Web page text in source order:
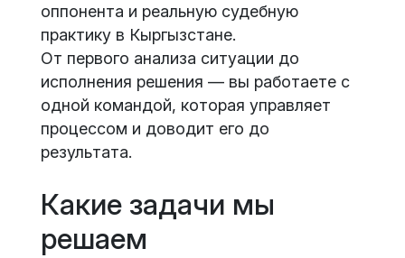
оппонента и реальную судебную
практику в Кыргызстане.
От первого анализа ситуации до
исполнения решения — вы работаете с
одной командой, которая управляет
процессом и доводит его до
результата.
Какие задачи мы
решаем